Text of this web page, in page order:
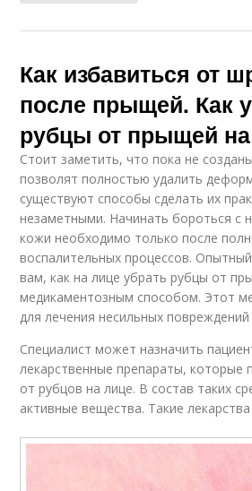
Как избавиться от
после прыщей. Как
рубцы от прыщей
Стоит заметить, что пока не
позволят полностью удалить
существуют способы сделать их
незаметными. Начинать бороться с
кожи необходимо только после
воспалительных процессов.
вам, как на лице убрать рубцы от
медикаментозным способом. Этот
для лечения несильных
Специалист может назначить
лекарственные препараты, которые
от рубцов на лице. В состав таких
активные вещества. Такие